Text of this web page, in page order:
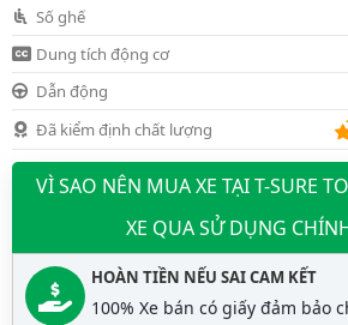
Số ghế
Dung tích động cơ
Dẫn động
Đã kiểm định chất lượng
VÌ SAO NÊN MUA XE TẠI T-SURE
XE QUA SỬ DỤNG
HOÀN TIỀN NẾU SAI CAM KẾT
100% Xe bán có giấy đảm bảo